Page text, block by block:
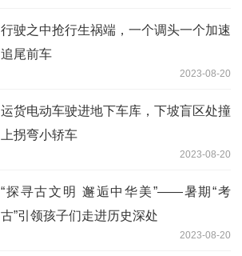
行驶之中抢行生祸端，一个调头一个加速
追尾前车
2023-08-20
运货电动车驶进地下车库，下坡盲区处撞
上拐弯小轿车
2023-08-20
“探寻古文明 邂逅中华美”——暑期“考
古”引领孩子们走进历史深处
2023-08-20